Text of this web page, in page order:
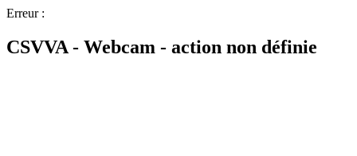
Erreur :
CSVVA - Webcam - action non définie